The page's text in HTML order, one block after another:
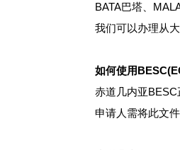
BATA巴塔、
我们可以办理从
如何使用
赤道几内亚BESC
申请人需将此文